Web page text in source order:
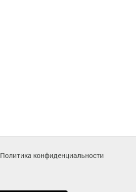
Политика конфиденциальности